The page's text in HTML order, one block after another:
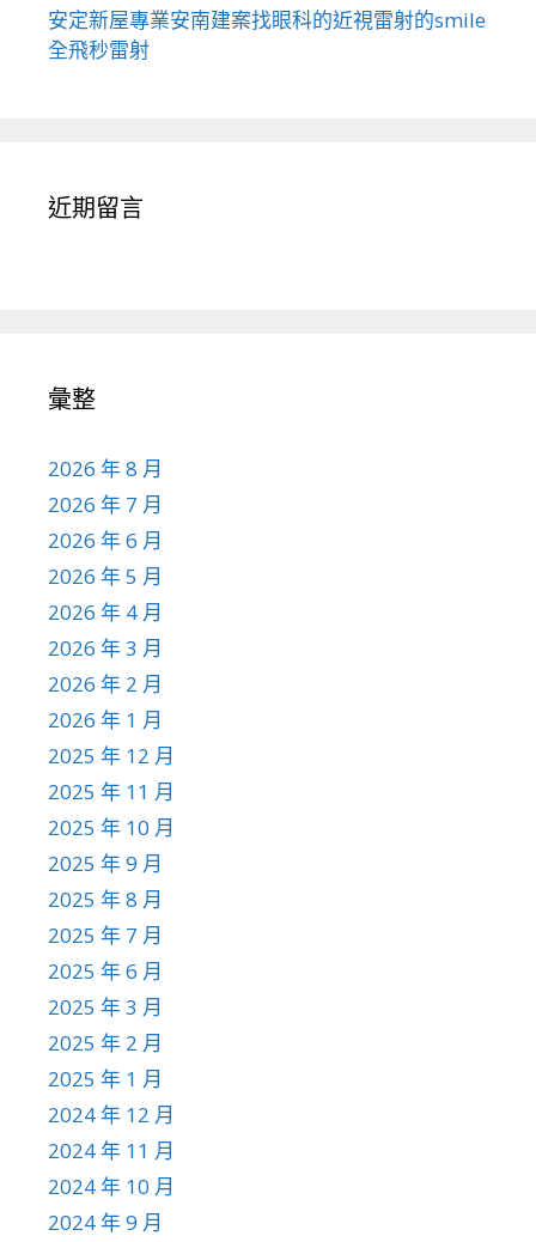
安定新屋專業安南建案找眼科的近視雷射的smile
全飛秒雷射
近期留言
彙整
2026 年 8 月
2026 年 7 月
2026 年 6 月
2026 年 5 月
2026 年 4 月
2026 年 3 月
2026 年 2 月
2026 年 1 月
2025 年 12 月
2025 年 11 月
2025 年 10 月
2025 年 9 月
2025 年 8 月
2025 年 7 月
2025 年 6 月
2025 年 3 月
2025 年 2 月
2025 年 1 月
2024 年 12 月
2024 年 11 月
2024 年 10 月
2024 年 9 月